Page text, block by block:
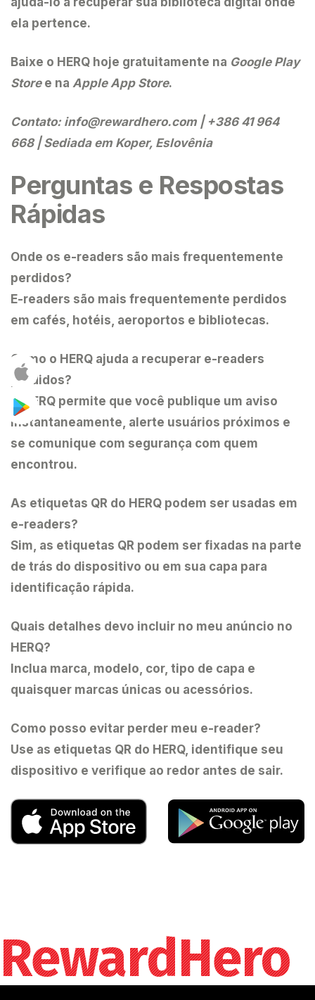
ela pertence.
Baixe o HERQ hoje gratuitamente na Google Play
Storee na Apple App Store.
Contato: info@rewardhero.com | +386 41 964
668 | Sediada em Koper, Eslovênia
Perguntas e Respostas
Rápidas
Onde os e-readers são mais frequentemente
perdidos?
E-readers são mais frequentemente perdidos
em cafés, hotéis, aeroportos e bibliotecas.
Como o HERQ ajuda a recuperar e-readers
perdidos?
O HERQ permite que você publique um aviso
instantaneamente, alerte usuários próximos e
se comunique com segurança com quem
encontrou.
As etiquetas QR do HERQ podem ser usadas em
e-readers?
Sim, as etiquetas QR podem ser fixadas na parte
de trás do dispositivo ou em sua capa para
identificação rápida.
Quais detalhes devo incluir no meu anúncio no
HERQ?
Inclua marca, modelo, cor, tipo de capa e
quaisquer marcas únicas ou acessórios.
Como posso evitar perder meu e-reader?
Use as etiquetas QR do HERQ, identifique seu
dispositivo e verifique ao redor antes de sair.
RewardHero